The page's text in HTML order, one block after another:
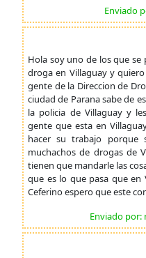
Enviado
Hola soy uno de los que
droga en Villaguay y
gente de la Direccion de
ciudad de Parana sabe de
la policia de Villaguay y
gente que esta en
hacer su trabajo
muchachos de drogas de
tienen que mandarle las
que es lo que pasa que en
Ceferino espero que este
Enviado por: